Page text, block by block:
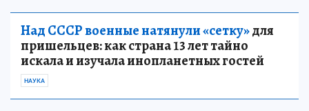
Над СССР военные натянули «сетку»для
пришельцев: как страна 13 лет тайно
искала и изучала инопланетных гостей
НАУКА